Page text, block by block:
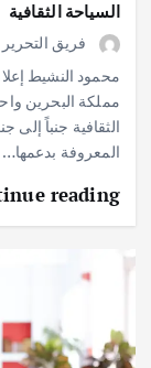
السياحة الثقافية
فريق التحرير
محمود النشيط
مملكة البحرين
الثقافية جنباً إلى
المعروفة بدعمها…
reading